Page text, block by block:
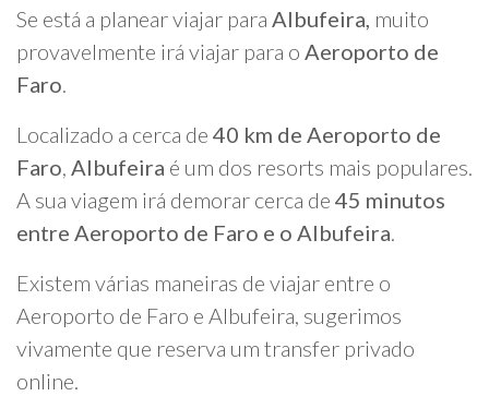
Se está a planear viajar para Albufeira, muito
provavelmente irá viajar para o Aeroporto de
Faro.
Localizado a cerca de 40 km de Aeroporto de
Faro, Albufeira é um dos resorts mais populares.
A sua viagem irá demorar cerca de 45 minutos
entre Aeroporto de Faro e o Albufeira.
Existem várias maneiras de viajar entre o
Aeroporto de Faro e Albufeira, sugerimos
vivamente que reserva um transfer privado
online.